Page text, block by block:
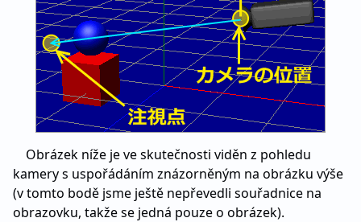
Obrázek níže je ve skutečnosti viděn z pohledu
kamery s uspořádáním znázorněným na obrázku výše
(v tomto bodě jsme ještě nepřevedli souřadnice na
obrazovku, takže se jedná pouze o obrázek).